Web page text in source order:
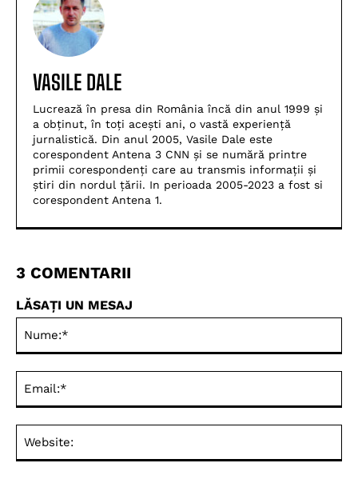
VASILE DALE
Lucrează în presa din România încă din anul 1999 și
a obținut, în toți acești ani, o vastă experiență
jurnalistică. Din anul 2005, Vasile Dale este
corespondent Antena 3 CNN și se numără printre
primii corespondenți care au transmis informații și
știri din nordul țării. In perioada 2005-2023 a fost si
corespondent Antena 1.
3 COMENTARII
LĂSAȚI UN MESAJ